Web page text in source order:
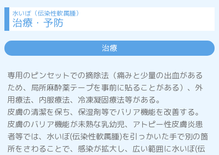
水ぼうそう
インフルエンザ
百日咳
水いぼ（伝染性軟属腫）
治療・予防
治療
専用のピンセットでの摘除法（痛みと少量の出血がある
ため、局所麻酔薬テープを事前に貼ることがある）、外
用療法、内服療法、冷凍凝固療法等がある。
皮膚の清潔を保ち、保湿剤等でバリア機能を改善する。
皮膚のバリア機能が未熟な乳幼児、アトピー性皮膚炎患
者等では、水いぼ(伝染性軟属腫)を引っかいた手で別の箇
所をさわることで、感染が拡大し、広い範囲に水いぼ(伝